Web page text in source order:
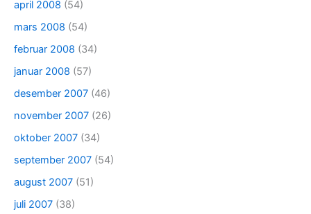
april 2008 (54)
mars 2008 (54)
februar 2008 (34)
januar 2008 (57)
desember 2007 (46)
november 2007 (26)
oktober 2007 (34)
september 2007 (54)
august 2007 (51)
juli 2007 (38)